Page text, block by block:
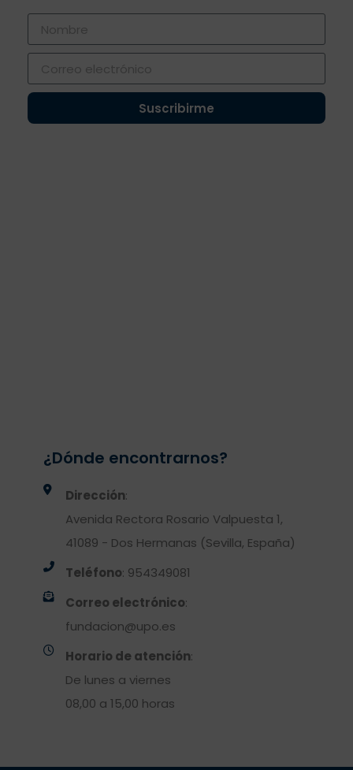
Suscribirme
¿Dónde encontrarnos?
Dirección:
Avenida Rectora Rosario Valpuesta 1,
41089 - Dos Hermanas (Sevilla, España)
Teléfono: 954349081
Correo electrónico:
fundacion@upo.es
Horario de atención:
De lunes a viernes
08,00 a 15,00 horas